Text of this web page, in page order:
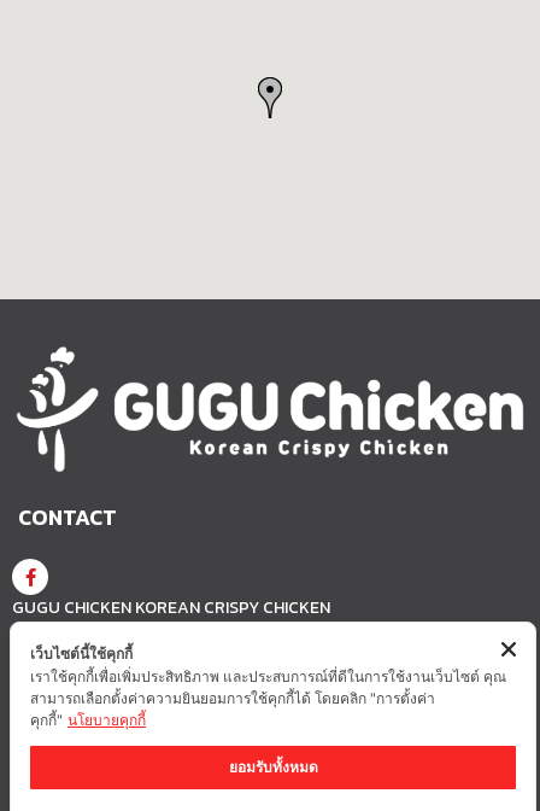
CONTACT
GUGU CHICKEN KOREAN CRISPY CHICKEN
GUGUCHICKEN.OFFICIAL GuguchickenTH
เว็บไซต์นี้ใช้คุกกี้
เราใช้คุกกี้เพื่อเพิ่มประสิทธิภาพ และประสบการณ์ที่ดีในการใช้งานเว็บไซต์ คุณ
สามารถเลือกตั้งค่าความยินยอมการใช้คุกกี้ได้ โดยคลิก "การตั้งค่า
คุกกี้" นโยบายคุกกี้
ยอมรับทั้งหมด